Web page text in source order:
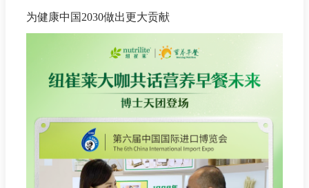
为健康中国2030做出更大贡献